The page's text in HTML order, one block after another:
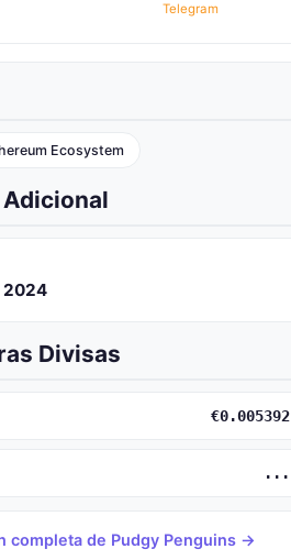
Telegram
Ecosystem
2024
Divisas
€0.005392
...
completa de Pudgy Penguins →